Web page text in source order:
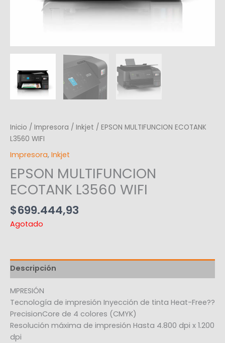
Inicio / Impresora / Inkjet / EPSON MULTIFUNCION ECOTANK
L3560 WIFI
Impresora, Inkjet
EPSON MULTIFUNCION
ECOTANK L3560 WIFI
$699.444,93
Agotado
Descripción
MPRESIÓN
Tecnología de impresión Inyección de tinta Heat-Free??
PrecisionCore de 4 colores (CMYK)
Resolución máxima de impresión Hasta 4.800 dpi x 1.200
dpi